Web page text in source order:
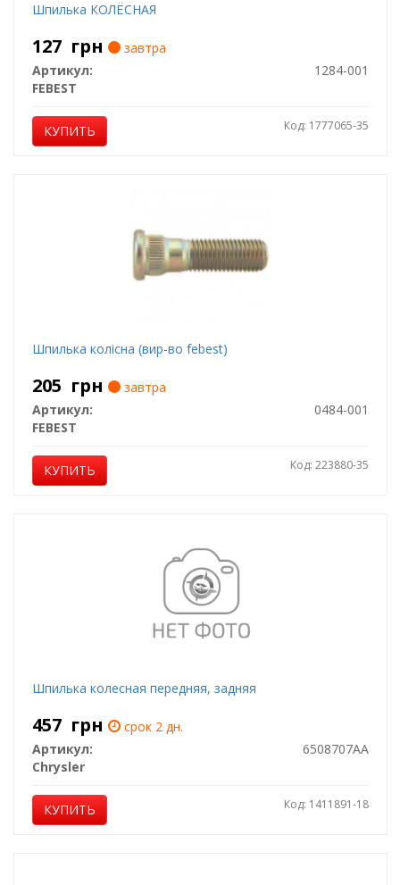
Шпилька КОЛЁСНАЯ
127 грн
завтра
Артикул:
1284-001
FEBEST
КУПИТЬ Код: 1777065-35
Шпилька колісна (вир-во febest)
205 грн
завтра
Артикул:
0484-001
FEBEST
КУПИТЬ Код: 223880-35
Шпилька колесная передняя, задняя
457 грн
срок 2 дн.
Артикул:
6508707AA
Chrysler
КУПИТЬ Код: 1411891-18